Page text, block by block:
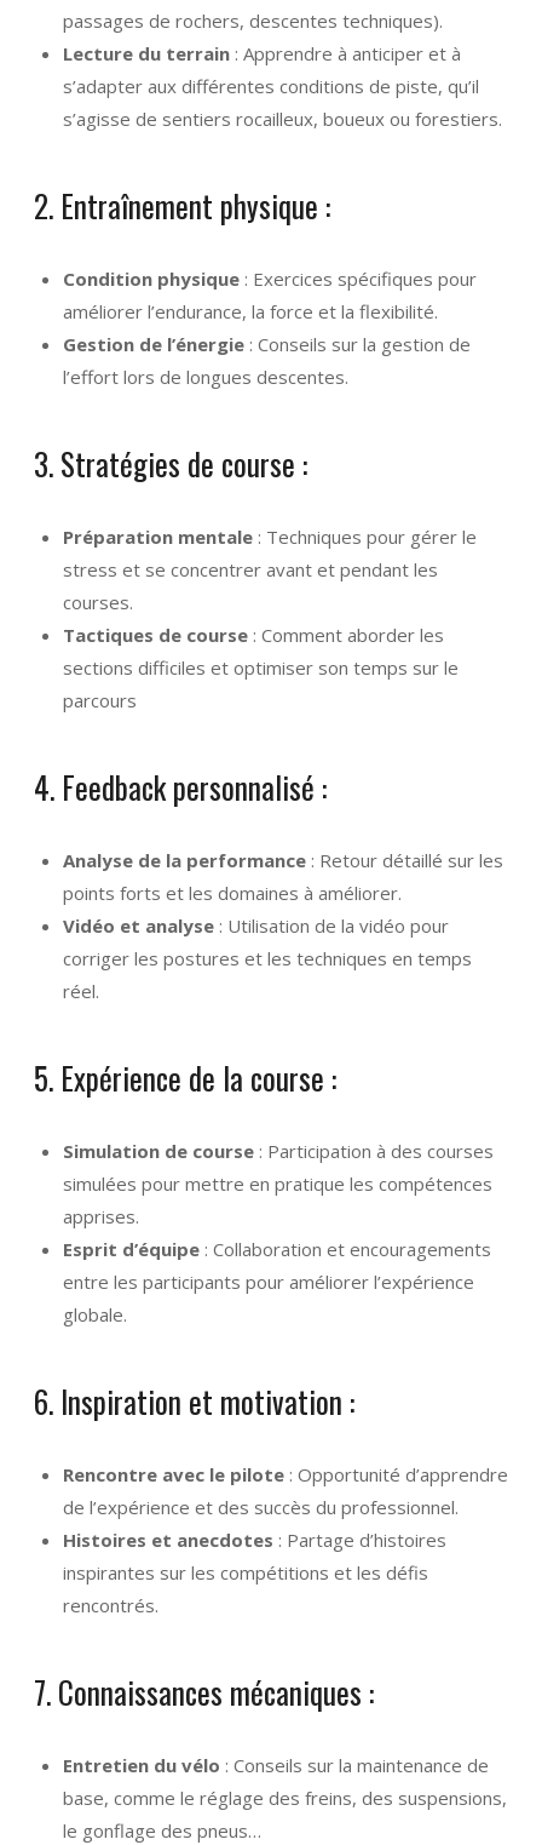
passages de rochers, descentes techniques).
Lecture du terrain: Apprendre à anticiper et à
s’adapter aux différentes conditions de piste, qu’il
s’agisse de sentiers rocailleux, boueux ou forestiers.
2. Entraînement physique :
Condition physique: Exercices spécifiques pour
améliorer l’endurance, la force et la flexibilité.
Gestion de l’énergie: Conseils sur la gestion de
l’effort lors de longues descentes.
3. Stratégies de course :
Préparation mentale: Techniques pour gérer le
stress et se concentrer avant et pendant les
courses.
Tactiques de course: Comment aborder les
sections difficiles et optimiser son temps sur le
parcours
4. Feedback personnalisé :
Analyse de la performance: Retour détaillé sur les
points forts et les domaines à améliorer.
Vidéo et analyse: Utilisation de la vidéo pour
corriger les postures et les techniques en temps
réel.
5. Expérience de la course :
Simulation de course: Participation à des courses
simulées pour mettre en pratique les compétences
apprises.
Esprit d’équipe: Collaboration et encouragements
entre les participants pour améliorer l’expérience
globale.
6. Inspiration et motivation :
Rencontre avec le pilote: Opportunité d’apprendre
de l’expérience et des succès du professionnel.
Histoires et anecdotes : Partage d’histoires
inspirantes sur les compétitions et les défis
rencontrés.
7. Connaissances mécaniques :
Entretien du vélo : Conseils sur la maintenance de
base, comme le réglage des freins, des suspensions,
le gonflage des pneus…